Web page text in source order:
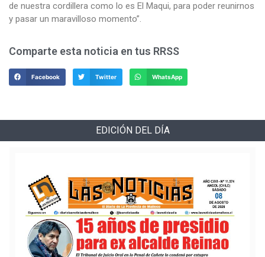
de nuestra cordillera como lo es El Maqui, para poder reunirnos
y pasar un maravilloso momento”.
Comparte esta noticia en tus RRSS
Facebook Twitter WhatsApp
EDICIÓN DEL DÍA